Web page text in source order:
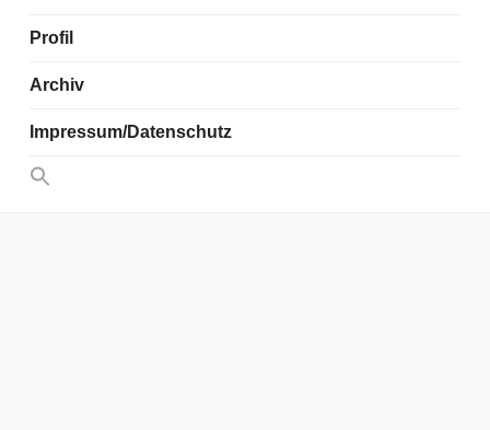
Profil
Archiv
Impressum/Datenschutz
Search
for: